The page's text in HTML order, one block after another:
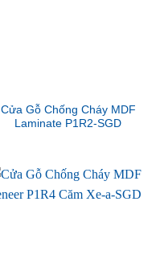
Cửa Gỗ Chống Cháy MDF
Laminate P1R2-SGD